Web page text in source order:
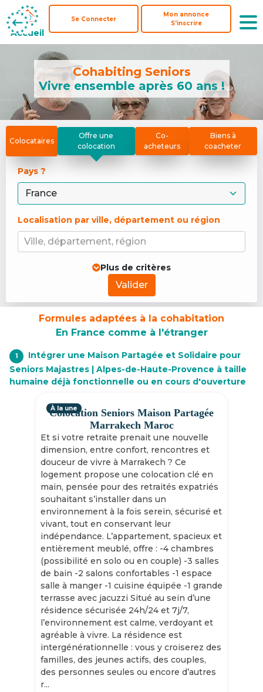
Accueil
Se Connecter
Mon annonce
S'inscrire
Accueil
Se Connecter
Mon annonce
S'inscrire
Cohabiting Seniors
Vivre ensemble après 60 ans !
Colocataires
Offre une
colocation
Co-
acheteurs
Biens à
coacheter
Pays ?
Localisation par ville, département ou région
Ville, département, région
Plus de critères
Valider
Formules adaptées à la cohabitation
En France comme à l'étranger
1
Intégrer une Maison Partagée et Solidaire pour
Seniors Majastres | Alpes-de-Haute-Provence à taille
humaine déjà fonctionnelle ou en cours d'ouverture
Colocation Seniors Maison Partagée
Marrakech Maroc
Et si votre retraite prenait une nouvelle
dimension, entre confort, rencontres et
douceur de vivre à Marrakech ? Ce
logement propose une colocation clé en
main, pensée pour des retraités expatriés
souhaitant s’installer dans un
environnement à la fois serein, sécurisé et
vivant, tout en conservant leur
indépendance. L’appartement, spacieux et
entièrement meublé, offre : -4 chambres
(possibilité en solo ou en couple) -3 salles
de bain -2 salons confortables -1 espace
salle à manger -1 cuisine équipée -1 grande
terrasse avec jacuzzi Situé au sein d’une
résidence sécurisée 24h/24 et 7j/7,
l’environnement est calme, verdoyant et
agréable à vivre. La résidence est
intergénérationnelle : vous y croiserez des
familles, des jeunes actifs, des couples,
des personnes seules ou encore d’autres
r...
À la une